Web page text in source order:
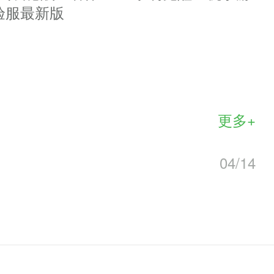
获得大量的猪肉，使用猪肉可
加2次机会。开通青铜VIP可额
服最新版
更多+
04/14